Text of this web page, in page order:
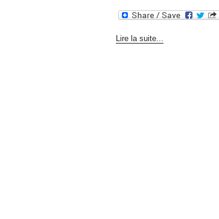
Lire la suite...